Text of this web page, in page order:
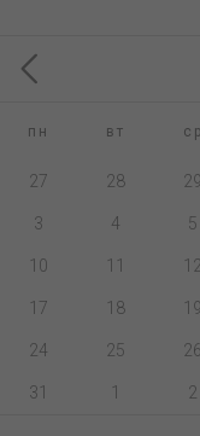
пн вт ср
27 28 29
3 4 5
10 11 12
17 18 19
24 25 26
31 1 2